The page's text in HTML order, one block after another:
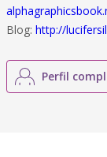
Blog: http://
Perfil